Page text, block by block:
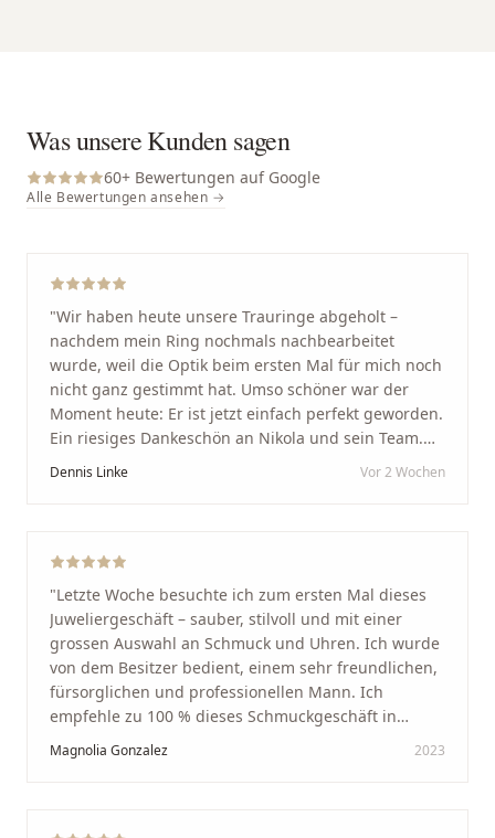
Was unsere Kunden sagen
60+ Bewertungen auf Google
Alle Bewertungen ansehen →
"Wir haben heute unsere Trauringe abgeholt –
nachdem mein Ring nochmals nachbearbeitet
wurde, weil die Optik beim ersten Mal für mich noch
nicht ganz gestimmt hat. Umso schöner war der
Moment heute: Er ist jetzt einfach perfekt geworden.
Ein riesiges Dankeschön an Nikola und sein Team.
Vom ersten Termin an wurden wir jedes Mal
Arbeit und seine Kunden wirklich am Herzen liegen.
Service und echte Herzlichkeit schätzt, ist hier genau
richtig."
Dennis Linke Vor 2 Wochen
"Letzte Woche besuchte ich zum ersten Mal dieses
Juweliergeschäft – sauber, stilvoll und mit einer
grossen Auswahl an Schmuck und Uhren. Ich wurde
von dem Besitzer bedient, einem sehr freundlichen,
fürsorglichen und professionellen Mann. Ich
empfehle zu 100 % dieses Schmuckgeschäft in
Schaffhausen. Ich selbst war sehr zufrieden und
glücklich mit der Behandlung. Ich danke Ihnen – ich
Magnolia Gonzalez 2023